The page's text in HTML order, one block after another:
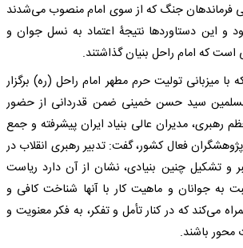
فرماندهان جنگ که از سوی امام منصوب می‌شدند
و این دستاوردها نتیجۀ اعتماد به نسل جوان و
که امام راحل بنیان گذاشتند.
میزبانی تولیت حرم مطهر امام راحل (ره) برگزار
سید حسن خمینی ضمن قدردانی از حضور
رهبری، مدیران عالی بنیاد ایران پیشرفته و جمع
فعال کشور، گفت: تدبیر رهبری انقلاب در
و تشکیل چنین بنیادی، نشان از آن دارد ریاست
به جوانان و ماهیت کار با آنها شناخت کافی و
می‌کند که در کنار تأمل و تفکر، به فکر معنویت و
محور باشند.